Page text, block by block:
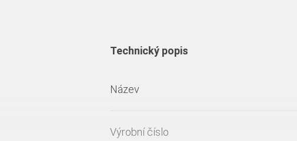
Technický popis
Název
Výrobní číslo